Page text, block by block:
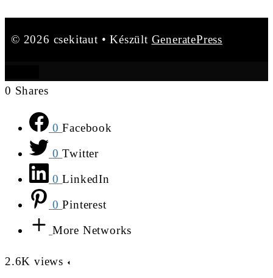
© 2026 csekitaut • Készült GeneratePress
BEZÁR
0 Shares
0Facebook
0Twitter
0LinkedIn
0Pinterest
More Networks
2.6K views